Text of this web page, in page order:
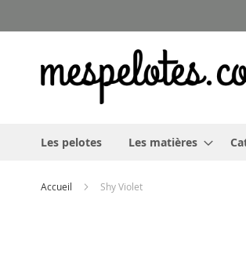
au
Les pelotes Les matières
Accueil Shy Violet